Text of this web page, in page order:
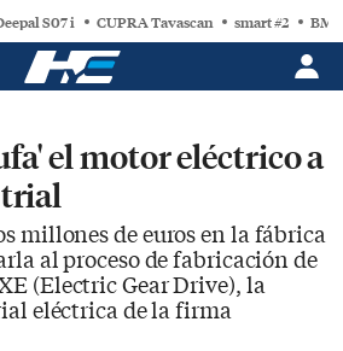
S07 i CUPRA Tavascan smart #2
el motor eléctrico a
trial
millones de euros en la fábrica
al proceso de fabricación de
(Electric Gear Drive), la
eléctrica de la firma